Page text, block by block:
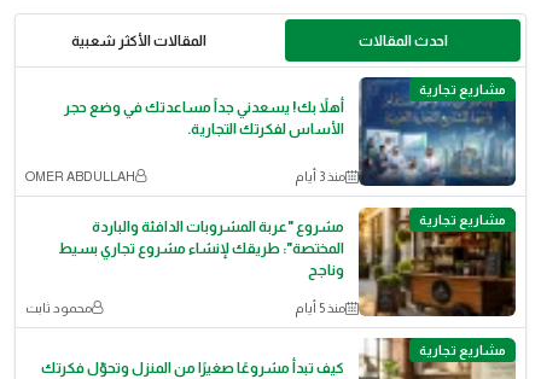
احدث المقالات المقالات الأكثر شعبية
مشاريع تجارية
أهلاً بك! يسعدني جداً مساعدتك في وضع حجر
الأساس لفكرتك التجارية.
منذ 3 أيام OMER ABDULLAH
مشاريع تجارية
مشروع "عربة المشروبات الدافئة والباردة
المختصة": طريقك لإنشاء مشروع تجاري بسيط
وناجح
منذ 5 أيام محمود ثابت
مشاريع تجارية
كيف تبدأ مشروعًا صغيرًا من المنزل وتحوّل فكرتك